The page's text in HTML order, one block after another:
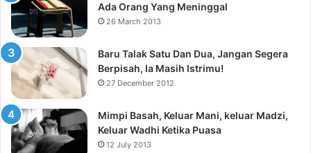
Ada Orang Yang Meninggal
26 March 2013
Baru Talak Satu Dan Dua, Jangan Segera
Berpisah, Ia Masih Istrimu!
27 December 2012
Mimpi Basah, Keluar Mani, keluar Madzi,
Keluar Wadhi Ketika Puasa
12 July 2013